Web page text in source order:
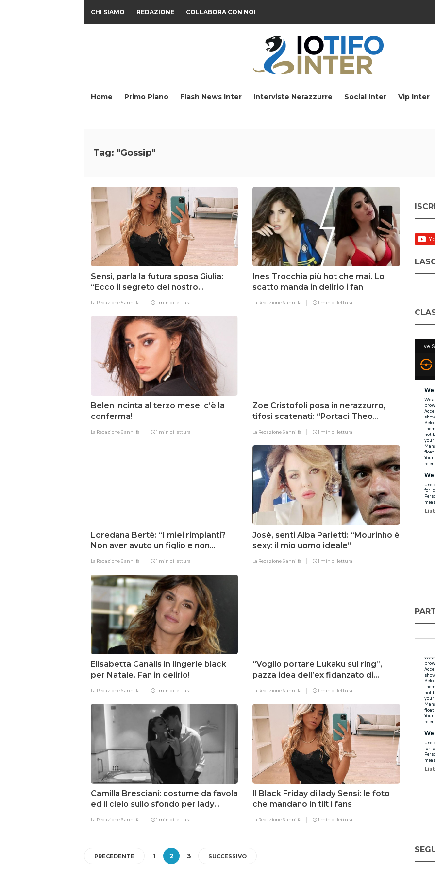
CHI SIAMO REDAZIONE COLLABORA CON NOI
Home Primo Piano Flash News Inter Interviste Nerazzurre Social Inter Vip Inter
Tag: "Gossip"
Sensi, parla la futura sposa Giulia:
“Ecco il segreto del nostro
La Redazione5 anni fa 1 min di lettura
Ines Trocchia più hot che mai. Lo
scatto manda in delirio i fan
La Redazione6 anni fa 1 min di lettura
Belen incinta al terzo mese, c’è la
conferma!
La Redazione6 anni fa 1 min di lettura
Zoe Cristofoli posa in nerazzurro,
tifosi scatenati: “Portaci Theo
La Redazione6 anni fa 1 min di lettura
Loredana Bertè: “I miei rimpianti?
Non aver avuto un figlio e non
essere stata vicina a Mia”
La Redazione6 anni fa 1 min di lettura
Josè, senti Alba Parietti: “Mourinho è
sexy: il mio uomo ideale”
La Redazione6 anni fa 1 min di lettura
Elisabetta Canalis in lingerie black
per Natale. Fan in delirio!
La Redazione6 anni fa 1 min di lettura
“Voglio portare Lukaku sul ring”,
pazza idea dell’ex fidanzato di
Diletta Leotta
La Redazione6 anni fa 1 min di lettura
Camilla Bresciani: costume da favola
ed il cielo sullo sfondo per lady
La Redazione6 anni fa 1 min di lettura
Il Black Friday di lady Sensi: le foto
che mandano in tilt i fans
La Redazione6 anni fa 1 min di lettura
PRECEDENTE 1 2 3 SUCCESSIVO